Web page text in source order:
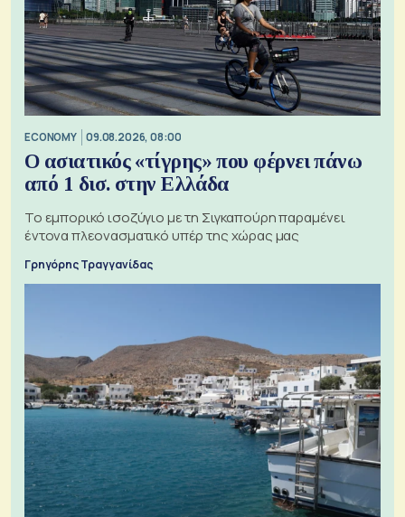
ECONOMY 09.08.2026, 08:00
Ο ασιατικός «τίγρης» που φέρνει πάνω
από 1 δισ. στην Ελλάδα
Το εμπορικό ισοζύγιο με τη Σιγκαπούρη παραμένει
έντονα πλεονασματικό υπέρ της χώρας μας
Γρηγόρης Τραγγανίδας